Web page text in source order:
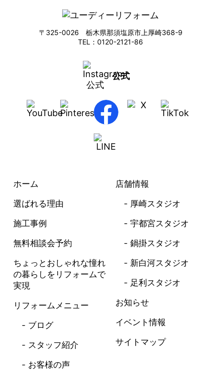
〒325-0026 栃木県那須塩原市上厚崎368-9
TEL：0120-2121-86
公式
ホーム
選ばれる理由
施工事例
無料相談会予約
ちょっとおしゃれな憧れ
の暮らしを リフォームで
実現
リフォームメニュー
ブログ
スタッフ紹介
お客様の声
店舗情報
厚崎スタジオ
宇都宮スタジオ
鍋掛スタジオ
新白河スタジオ
足利スタジオ
お知らせ
イベント情報
サイトマップ